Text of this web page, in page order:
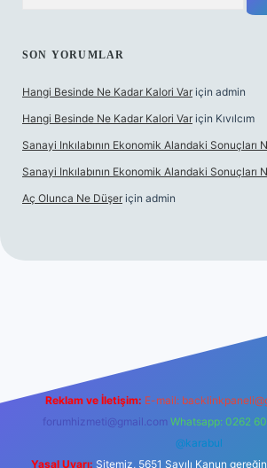
SON YORUMLAR
Hangi Besinde Ne Kadar Kalori Var için admin
Hangi Besinde Ne Kadar Kalori Var için Kıvılcım
Sanayi Inkılabının Ekonomik Alandaki Sonuçları
Sanayi Inkılabının Ekonomik Alandaki Sonuçları
Aç Olunca Ne Düşer için admin
Reklam ve İletişim: E-mail:
forumhizmeti@gmail.com Whatsapp: 0262
@karabul
Yasal Uyarı: Sitemiz, 5651 Sayılı Kanun